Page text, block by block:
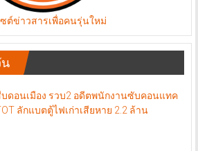
ซต์ข่าวสารเพื่อคนรุ่นใหม่
น
บดอนเมือง รวบ2 อดีตพนักงานซับคอนแทค
ลักแบตตู้ไฟเก่าเสียหาย 2.2 ล้าน